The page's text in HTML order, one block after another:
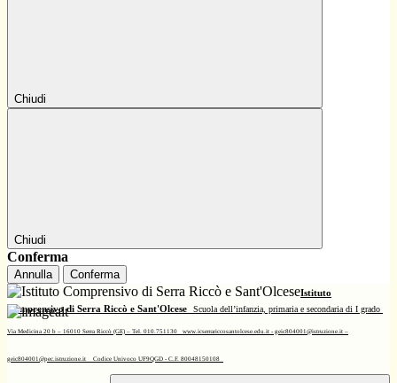
Chiudi
Chiudi
Conferma
Annulla Conferma
Istituto
Comprensivo di Serra Riccò e Sant'Olcese
Scuola dell’infanzia, primaria e secondaria di I grado
Via Medicina 20 b – 16010 Serra Riccò (GE) – Tel. 010.751130 www.icserrariccosantolcese.edu.it - geic804001@istruzione.it –
geic804001@pec.istruzione.it Codice Univoco UF9QGD - C.F. 80048150108